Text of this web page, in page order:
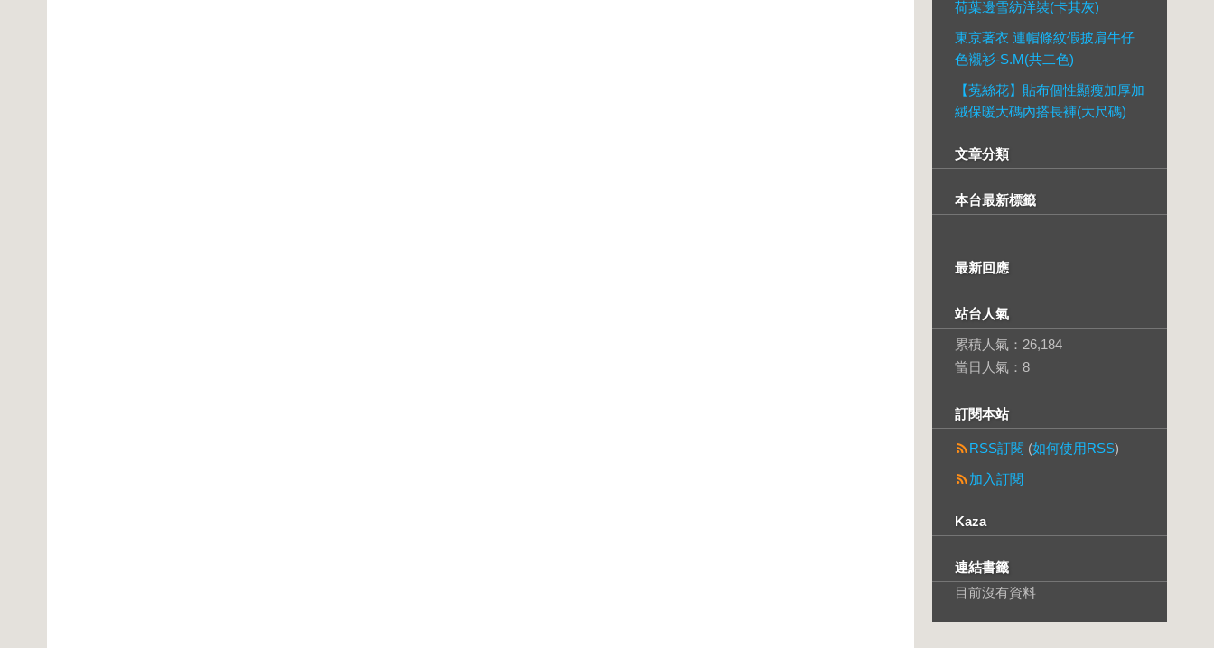
荷葉邊雪紡洋裝(卡其灰)
東京著衣 連帽條紋假披肩牛仔
色襯衫-S.M(共二色)
【菟絲花】貼布個性顯瘦加厚加
絨保暖大碼內搭長褲(大尺碼)
文章分類
本台最新標籤
最新回應
站台人氣
累積人氣： 26,184
當日人氣： 8
訂閱本站
RSS訂閱 (如何使用RSS)
加入訂閱
Kaza
連結書籤
目前沒有資料